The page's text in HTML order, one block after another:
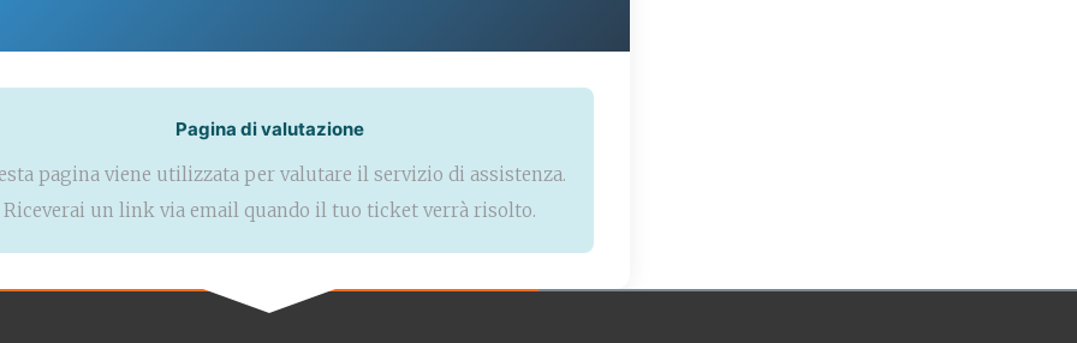
Pagina di valutazione
pagina viene utilizzata per valutare il servizio di assistenza.
Riceverai un link via email quando il tuo ticket verrà risolto.